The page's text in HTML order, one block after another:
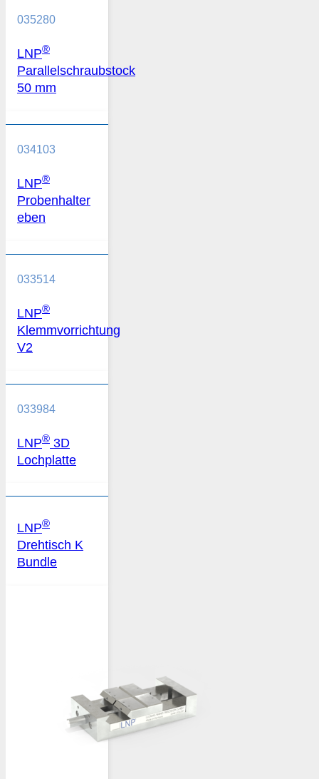
035280
LNP®
Parallelschraubstock
50 mm
034103
LNP®
Probenhalter
eben
033514
LNP®
Klemmvorrichtung
V2
033984
LNP® 3D
Lochplatte
LNP®
Drehtisch K
Bundle